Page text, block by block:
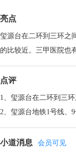
亮点
玺源台在二环到三环之
的比较近。三甲医院也
点评
1、玺源台在二环到三环
2、玺源台地铁1号线、
小道消息 会员可见